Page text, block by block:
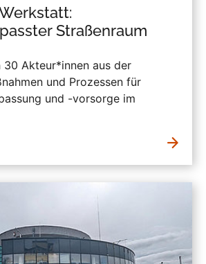
Straßenraum
30 Akteur*innen aus der
und Prozessen für
und -vorsorge im